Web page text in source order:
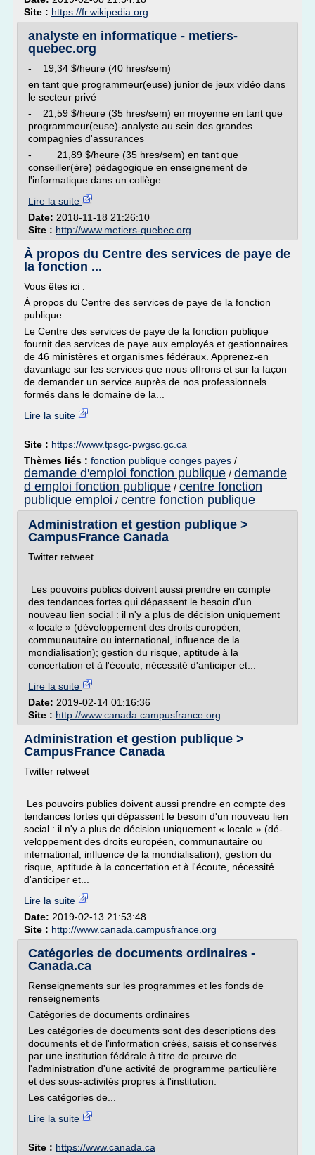
Site : https://fr.wikipedia.org
analyste en informatique - metiers-
quebec.org
- 19,34 $/heure (40 hres/sem)
en tant que programmeur(euse) junior de jeux vidéo dans
le secteur privé
- 21,59 $/heure (35 hres/sem) en moyenne en tant que
programmeur(euse)-analyste au sein des grandes
compagnies d'assurances
- 21,89 $/heure (35 hres/sem) en tant que
conseiller(ère) pédagogique en enseignement de
l'informatique dans un collège...
Lire la suite
Date: 2018-11-18 21:26:10
Site : http://www.metiers-quebec.org
À propos du Centre des services de paye de
la fonction ...
Vous êtes ici :
À propos du Centre des services de paye de la fonction
publique
Le Centre des services de paye de la fonction publique
fournit des services de paye aux employés et gestionnaires
de 46 ministères et organismes fédéraux. Apprenez-en
davantage sur les services que nous offrons et sur la façon
de demander un service auprès de nos professionnels
formés dans le domaine de la...
Lire la suite
Site : https://www.tpsgc-pwgsc.gc.ca
Thèmes liés : fonction publique conges payes /
demande d'emploi fonction publique / demande
d emploi fonction publique / centre fonction
publique emploi / centre fonction publique
Administration et gestion publique >
CampusFrance Canada
Twitter retweet
Les pouvoirs publics doivent aussi prendre en compte
des tendances fortes qui dépassent le besoin d'un
nouveau lien social : il n'y a plus de décision uniquement
« locale » (dé­veloppement des droits européen,
communautaire ou international, in­fluence de la
mondialisation); gestion du risque, aptitude à la
concertation et à l'écoute, nécessité d'anticiper et...
Lire la suite
Date: 2019-02-14 01:16:36
Site : http://www.canada.campusfrance.org
Administration et gestion publique >
CampusFrance Canada
Twitter retweet
Les pouvoirs publics doivent aussi prendre en compte des
tendances fortes qui dépassent le besoin d'un nouveau lien
social : il n'y a plus de décision uniquement « locale » (dé­
veloppement des droits européen, communautaire ou
international, in­fluence de la mondialisation); gestion du
risque, aptitude à la concertation et à l'écoute, nécessité
d'anticiper et...
Lire la suite
Date: 2019-02-13 21:53:48
Site : http://www.canada.campusfrance.org
Catégories de documents ordinaires -
Canada.ca
Renseignements sur les programmes et les fonds de
renseignements
Catégories de documents ordinaires
Les catégories de documents sont des descriptions des
documents et de l'information créés, saisis et conservés
par une institution fédérale à titre de preuve de
l'administration d'une activité de programme particulière
et des sous-activités propres à l'institution.
Les catégories de...
Lire la suite
Site : https://www.canada.ca